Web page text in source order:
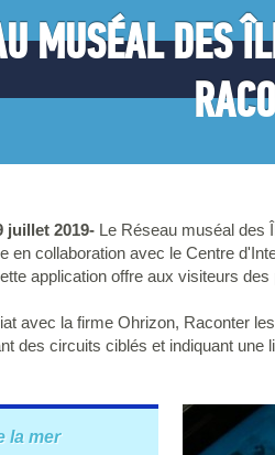
MUSÉAL DES
juillet 2019- Le Réseau muséal des
en collaboration avec le Centre
application offre aux visiteurs
avec la firme Ohrizon, Raconter
des circuits ciblés et indiquant
la mer